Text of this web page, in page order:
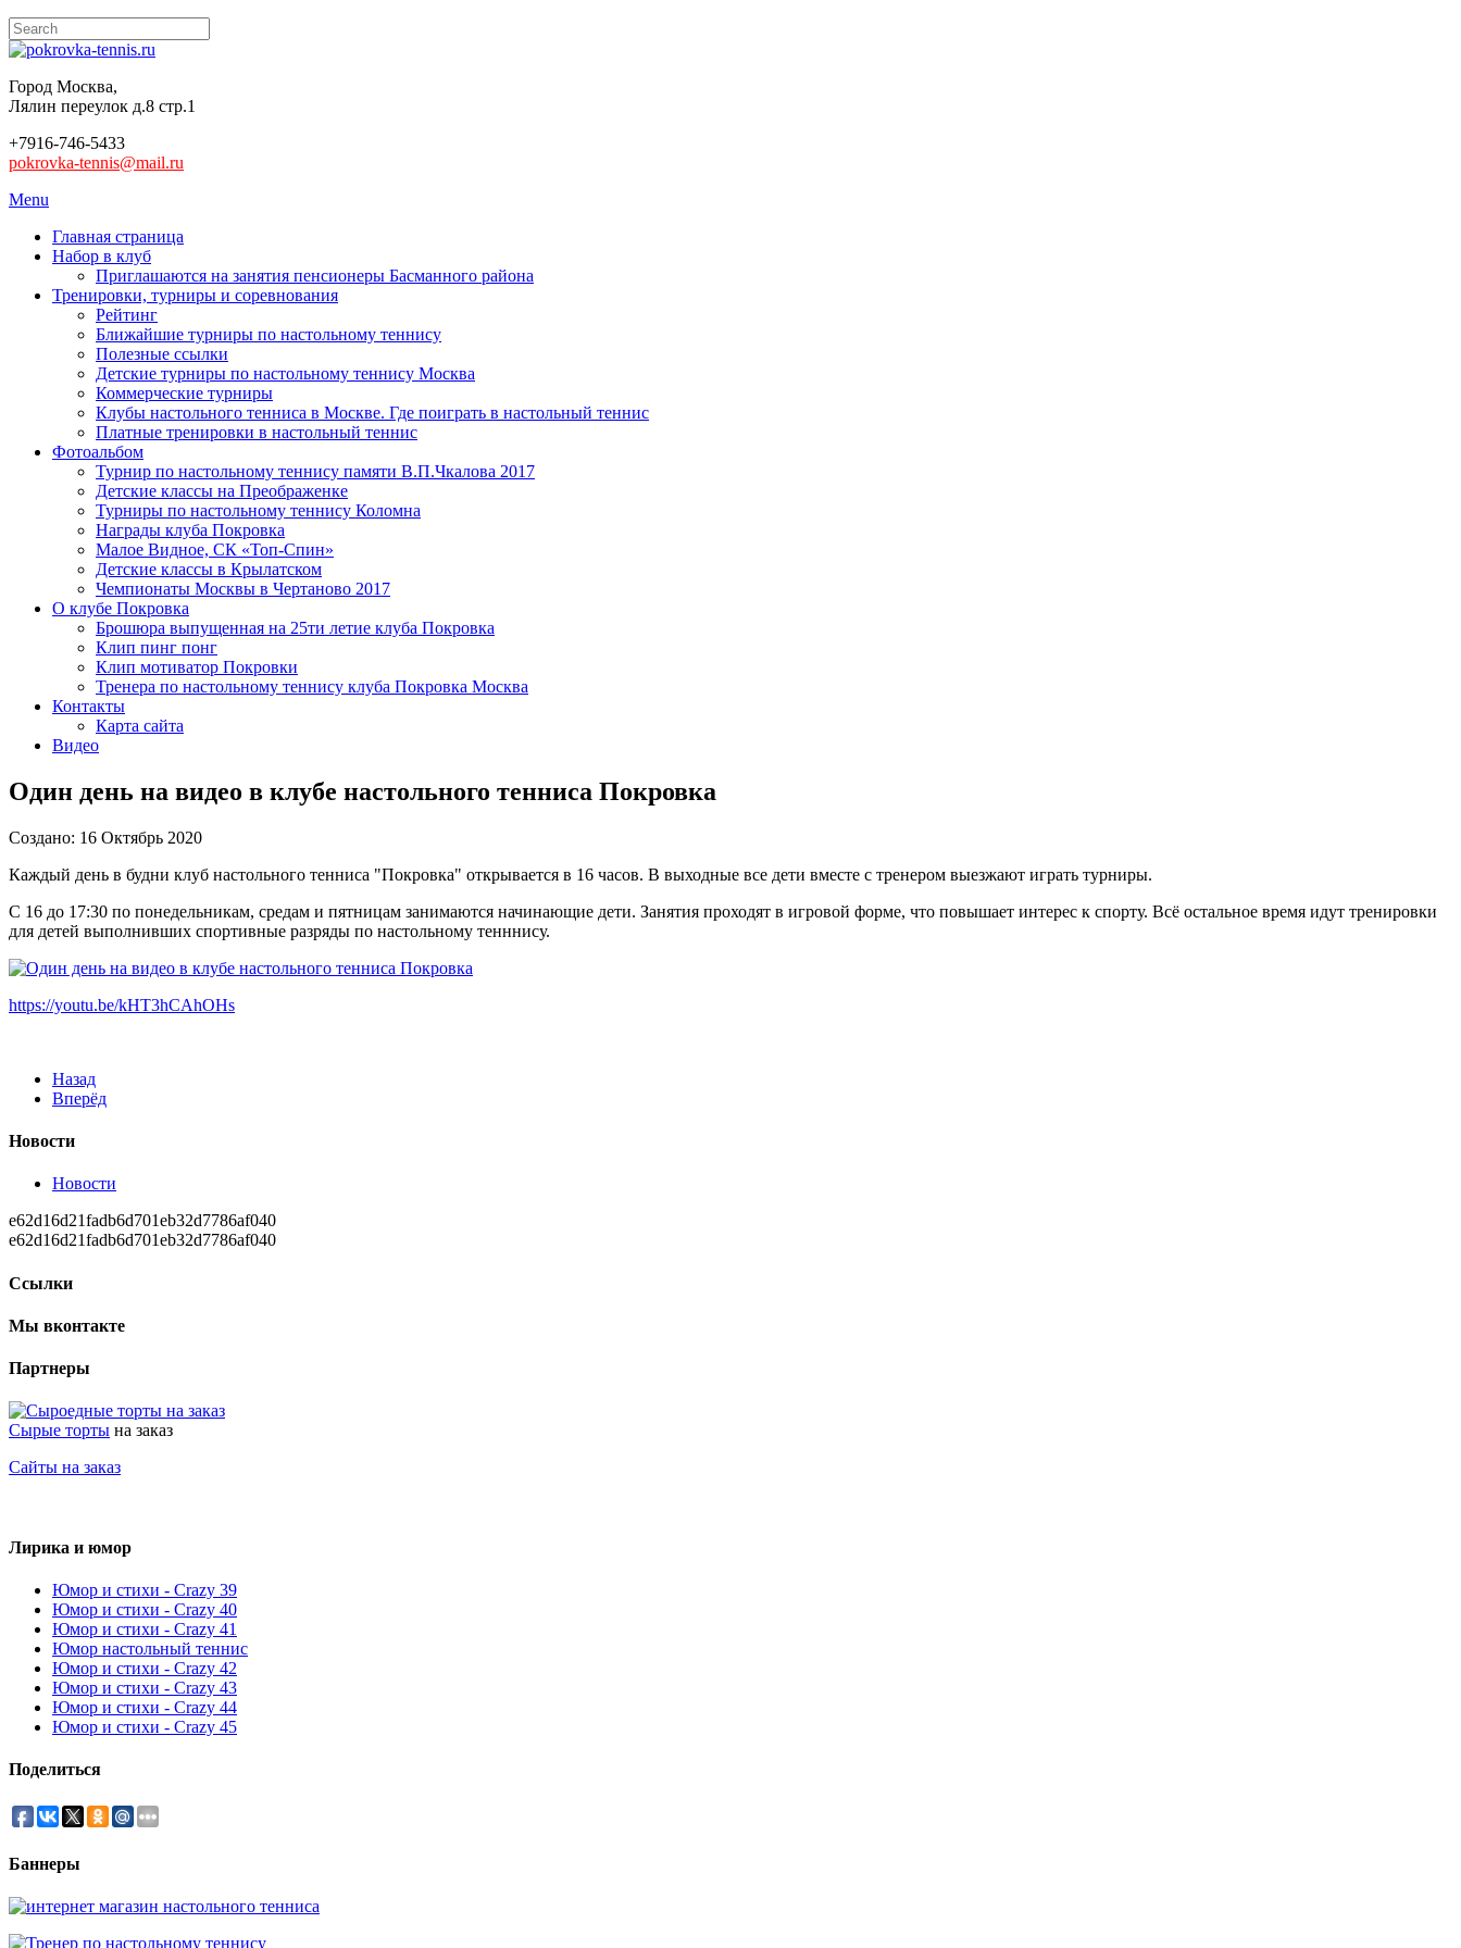
Город Москва,
Лялин переулок д.8 стр.1
+7916-746-5433
pokrovka-tennis@mail.ru
Menu
Главная страница
Набор в клуб
Приглашаются на занятия пенсионеры Басманного района
Тренировки, турниры и соревнования
Рейтинг
Ближайшие турниры по настольному теннису
Полезные ссылки
Детские турниры по настольному теннису Москва
Коммерческие турниры
Клубы настольного тенниса в Москве. Где поиграть в настольный теннис
Платные тренировки в настольный теннис
Фотоальбом
Турнир по настольному теннису памяти В.П.Чкалова 2017
Детские классы на Преображенке
Турниры по настольному теннису Коломна
Награды клуба Покровка
Малое Видное, СК «Топ-Спин»
Детские классы в Крылатском
Чемпионаты Москвы в Чертаново 2017
О клубе Покровка
Брошюра выпущенная на 25ти летие клуба Покровка
Клип пинг понг
Клип мотиватор Покровки
Тренера по настольному теннису клуба Покровка Москва
Контакты
Карта сайта
Видео
Один день на видео в клубе настольного тенниса Покровка
Создано: 16 Октябрь 2020
Каждый день в будни клуб настольного тенниса "Покровка" открывается в 16 часов. В выходные все дети вместе с тренером выезжают играть турниры.
С 16 до 17:30 по понедельникам, средам и пятницам занимаются начинающие дети. Занятия проходят в игровой форме, что повышает интерес к спорту. Всё остальное время идут тренировки
для детей выполнивших спортивные разряды по настольному тенннису.
https://youtu.be/kHT3hCAhOHs
Назад
Вперёд
Новости
Новости
e62d16d21fadb6d701eb32d7786af040
e62d16d21fadb6d701eb32d7786af040
Ссылки
Мы вконтакте
Партнеры
Сырые торты на заказ
Сайты на заказ
Лирика и юмор
Юмор и стихи - Crazy 39
Юмор и стихи - Crazy 40
Юмор и стихи - Crazy 41
Юмор настольный теннис
Юмор и стихи - Crazy 42
Юмор и стихи - Crazy 43
Юмор и стихи - Crazy 44
Юмор и стихи - Crazy 45
Поделиться
Баннеры